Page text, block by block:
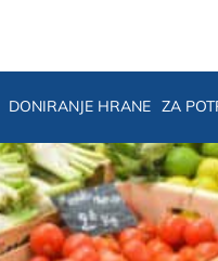
DONIRANJE HRANE ZA